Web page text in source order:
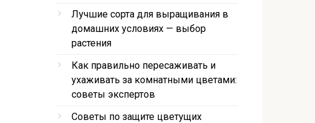
Лучшие сорта для выращивания в
домашних условиях — выбор
растения
Как правильно пересаживать и
ухаживать за комнатными цветами:
советы экспертов
Советы по защите цветущих